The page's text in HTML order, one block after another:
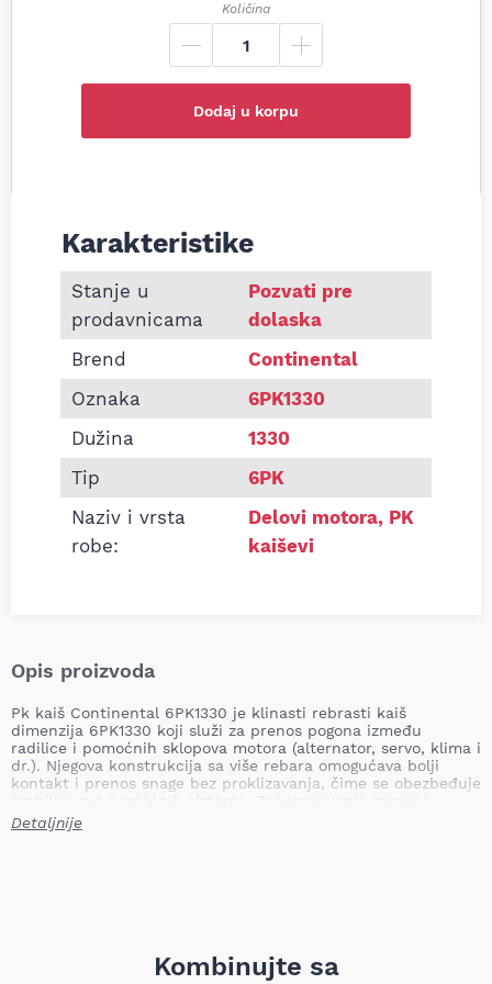
Količina
Dodaj u korpu
Informacije o Pk kaiš Continental 6PK1330
Karakteristike
Stanje u
prodavnicama
Pozvati pre
dolaska
Brend
Continental
Oznaka
6PK1330
Dužina
1330
Tip
6PK
Naziv i vrsta
robe:
Delovi motora, PK
kaiševi
Opis proizvoda
Pk kaiš Continental 6PK1330 je klinasti rebrasti kaiš
dimenzija 6PK1330 koji služi za prenos pogona između
radilice i pomoćnih sklopova motora (alternator, servo, klima i
dr.). Njegova konstrukcija sa više rebara omogućava bolji
kontakt i prenos snage bez proklizavanja, čime se obezbeđuje
pk/klinastog kaiša na vreme može dovesti do presecanja ili
proklizavanja kaiša, gubitka napajanja alternatora,
Težina: približno 0,13 kg (TecDoc: 0,139 kg)
Detaljnije
Kombinujte sa